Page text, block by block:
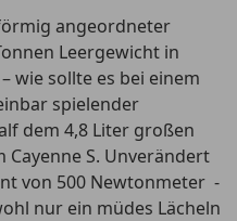
angeordneter
Leergewicht in
wie sollte es bei einem
spielender
dem 4,8 Liter großen
Cayenne S. Unverändert
von 500 Newtonmeter -
nur ein müdes Lächeln